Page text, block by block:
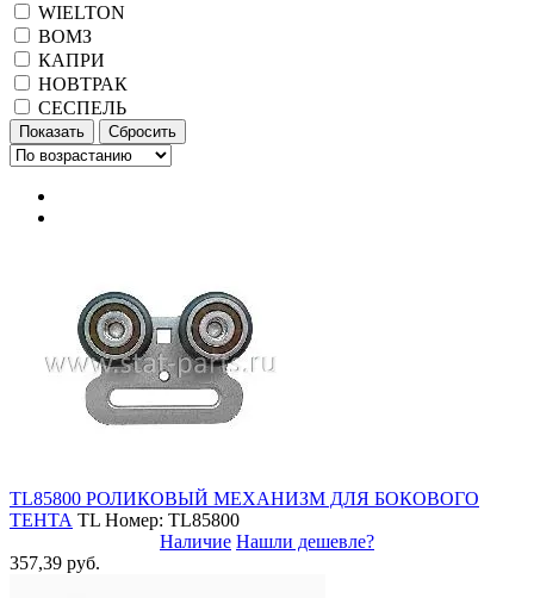
WIELTON
ВОМЗ
КАПРИ
НОВТРАК
СЕСПЕЛЬ
TL85800 РОЛИКОВЫЙ МЕХАНИЗМ ДЛЯ БОКОВОГО
ТЕНТА TL Номер: TL85800
Наличие Нашли дешевле?
357,39 руб.